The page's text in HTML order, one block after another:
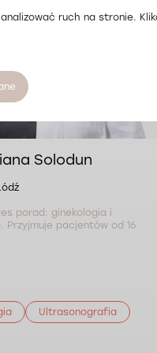
Solodun
porad: ginekologia i
Przyjmuje pacjentów od 16
Ultrasonografia
ruch na stronie.